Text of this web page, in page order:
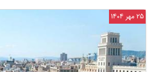
25 مهر 1404